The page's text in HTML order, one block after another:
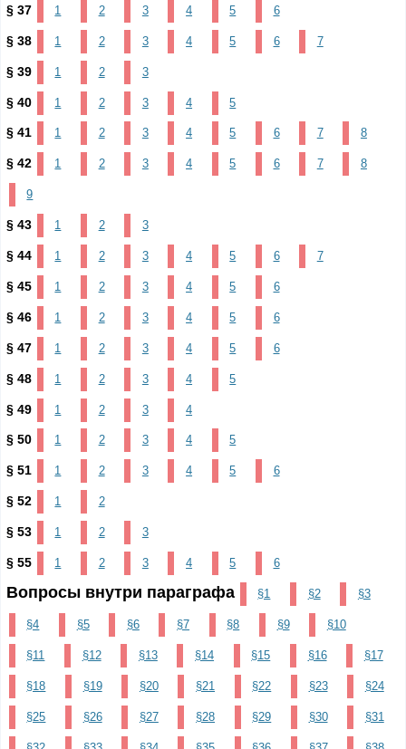
§ 37 1 2 3 4 5 6
§ 38 1 2 3 4 5 6 7
§ 39 1 2 3
§ 40 1 2 3 4 5
§ 41 1 2 3 4 5 6 7 8
§ 42 1 2 3 4 5 6 7 8
9
§ 43 1 2 3
§ 44 1 2 3 4 5 6 7
§ 45 1 2 3 4 5 6
§ 46 1 2 3 4 5 6
§ 47 1 2 3 4 5 6
§ 48 1 2 3 4 5
§ 49 1 2 3 4
§ 50 1 2 3 4 5
§ 51 1 2 3 4 5 6
§ 52 1 2
§ 53 1 2 3
§ 55 1 2 3 4 5 6
Вопросы внутри параграфа §1 §2 §3
§4 §5 §6 §7 §8 §9 §10
§11 §12 §13 §14 §15 §16 §17
§18 §19 §20 §21 §22 §23 §24
§25 §26 §27 §28 §29 §30 §31